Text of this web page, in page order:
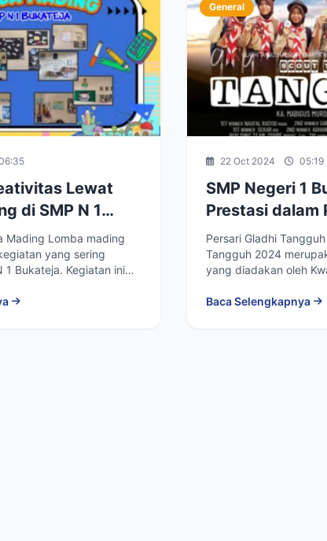
Lewat
di SMP N 1
Mading Lomba mading
yang sering
1 Bukateja. Kegiatan ini
General
22 Oct 2024 05:19
SMP Negeri 1
Prestasi dalam
Tangguh
Garuda 2024
Persari Gladhi
Tangguh 2024
yang diadakan oleh
Baca Selengkapnya